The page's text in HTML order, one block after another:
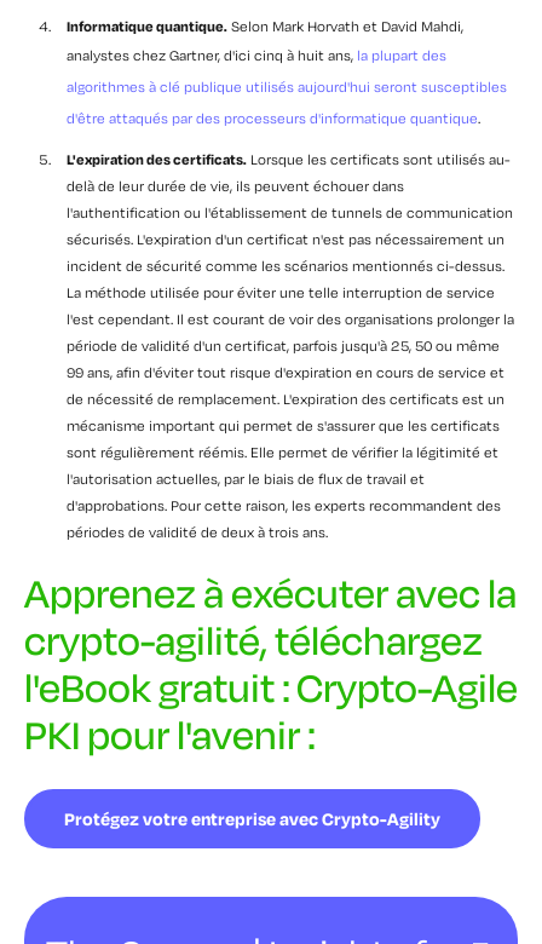
Informatique quantique. Selon Mark Horvath et David Mahdi,
analystes chez Gartner, d'ici cinq à huit ans, la plupart des
algorithmes à clé publique utilisés aujourd'hui seront susceptibles
d'être attaqués par des processeurs d'informatique quantique.
L'expiration des certificats. Lorsque les certificats sont utilisés au-
delà de leur durée de vie, ils peuvent échouer dans
l'authentification ou l'établissement de tunnels de communication
sécurisés. L'expiration d'un certificat n'est pas nécessairement un
incident de sécurité comme les scénarios mentionnés ci-dessus.
La méthode utilisée pour éviter une telle interruption de service
l'est cependant. Il est courant de voir des organisations prolonger la
période de validité d'un certificat, parfois jusqu'à 25, 50 ou même
99 ans, afin d'éviter tout risque d'expiration en cours de service et
de nécessité de remplacement. L'expiration des certificats est un
mécanisme important qui permet de s'assurer que les certificats
sont régulièrement réémis. Elle permet de vérifier la légitimité et
l'autorisation actuelles, par le biais de flux de travail et
d'approbations. Pour cette raison, les experts recommandent des
périodes de validité de deux à trois ans.
Apprenez à exécuter avec la
crypto-agilité, téléchargez
l'eBook gratuit : Crypto-Agile
PKI pour l'avenir :
Protégez votre entreprise avec Crypto-Agility